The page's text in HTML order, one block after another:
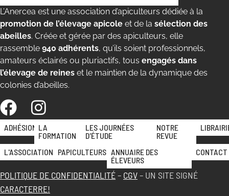
L’Anercea est une association d’apiculteurs dédiée à la
promotion de l’élevage apicole et de la sélection des
abeilles. Créée et gérée par des apiculteurs, elle
rassemble 940 adhérents, qu’ils soient professionnels,
amateurs éclairés ou pluriactifs, tous engagés dans
l’élevage de reines et le maintien de la dynamique des
colonies d’abeilles.
ADHÉSION LA
FORMATION
LES JOURNÉES
D'ÉTUDE
NOTRE
REVUE
L'ASSOCIATION PAPICULTEURS ANNUAIRE DES
ÉLEVEURS
CONTACT
POLITIQUE DE CONFIDENTIALITÉ– CGV– UN SITE SIGNÉ
CARACTERRE!